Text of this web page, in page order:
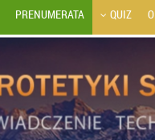
PRENUMERATA QUIZ